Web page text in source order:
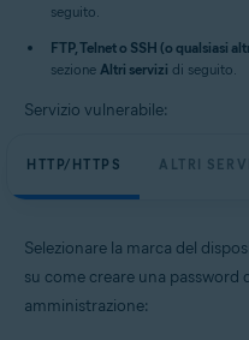
seguito.
FTP, Telnet o SSH (o qualsiasi
sezione Altri servizi di seguito.
Servizio vulnerabile:
HTTP/HTTPS ALTRI
Selezionare la marca del
su come creare una password
amministrazione: